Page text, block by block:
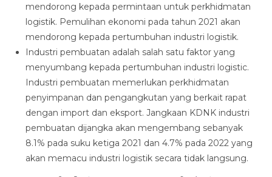
mendorong kepada permintaan untuk perkhidmatan
logistik. Pemulihan ekonomi pada tahun 2021 akan
mendorong kepada pertumbuhan industri logistik.
Industri pembuatan adalah salah satu faktor yang
menyumbang kepada pertumbuhan industri logistic.
Industri pembuatan memerlukan perkhidmatan
penyimpanan dan pengangkutan yang berkait rapat
dengan import dan eksport. Jangkaan KDNK industri
pembuatan dijangka akan mengembang sebanyak
8.1% pada suku ketiga 2021 dan 4.7% pada 2022 yang
akan memacu industri logistik secara tidak langsung.